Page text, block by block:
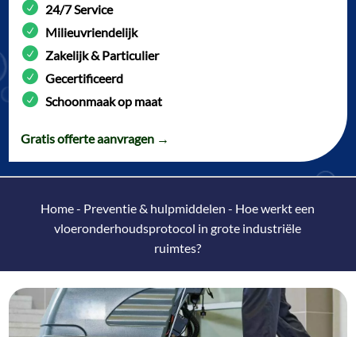
24/7 Service
Milieuvriendelijk
Zakelijk & Particulier
Gecertificeerd
Schoonmaak op maat
Gratis offerte aanvragen →
Home- Preventie & hulpmiddelen - Hoe werkt een
vloeronderhoudsprotocol in grote industriële
ruimtes?